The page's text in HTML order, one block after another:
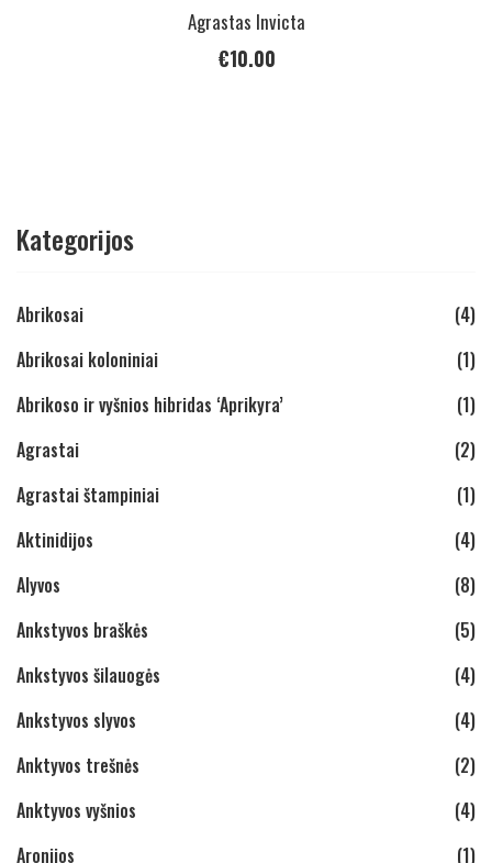
Agrastas Invicta
€10.00
Kategorijos
Abrikosai
(4)
Abrikosai koloniniai
(1)
Abrikoso ir vyšnios hibridas ‘Aprikyra’
(1)
Agrastai
(2)
Agrastai štampiniai
(1)
Aktinidijos
(4)
Alyvos
(8)
Ankstyvos braškės
(5)
Ankstyvos šilauogės
(4)
Ankstyvos slyvos
(4)
Anktyvos trešnės
(2)
Anktyvos vyšnios
(4)
Aronijos
(1)